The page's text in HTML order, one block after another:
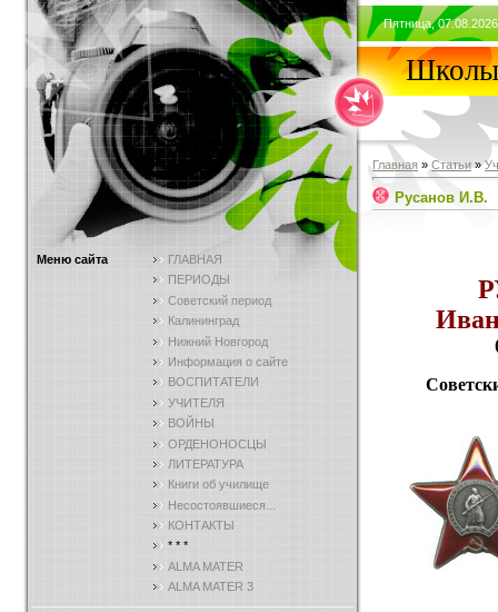
Меню сайта
ГЛАВНАЯ
ПЕРИОДЫ
Советский период
Калининград
Нижний Новгород
Информация о сайте
ВОСПИТАТЕЛИ
УЧИТЕЛЯ
ВОЙНЫ
ОРДЕНОНОСЦЫ
ЛИТЕРАТУРА
Книги об училище
Несостоявшиеся...
КОНТАКТЫ
* * *
ALMA MATER
ALMA MATER 3
Пятница,
Школы
Главная » Статьи »
Русанов И.В.